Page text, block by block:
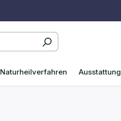
Naturheilverfahren Ausstattung